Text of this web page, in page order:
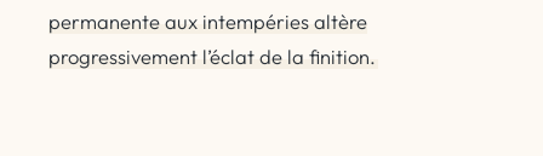
permanente aux intempéries altère
progressivement l’éclat de la finition.